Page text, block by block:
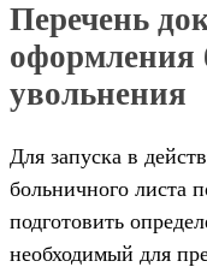
Перечень
оформления
увольнения
Для запуска в
больничного листа
подготовить
необходимый для